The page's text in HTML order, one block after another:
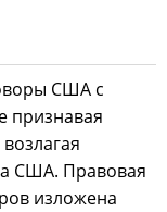
США с
признавая
США. Правовая
изложена